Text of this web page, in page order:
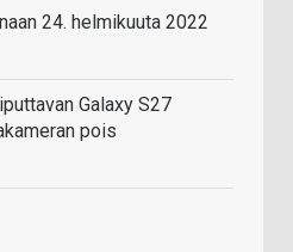
24. helmikuuta 2022
Galaxy S27
pois